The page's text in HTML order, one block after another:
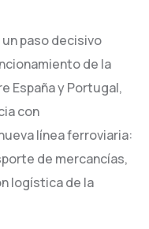
paso decisivo
de la
España y Portugal,
con
línea ferroviaria:
de mercancías,
logística de la